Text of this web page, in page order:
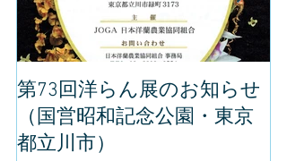
第73回洋らん展のお知らせ
（国営昭和記念公園・東京
都立川市）